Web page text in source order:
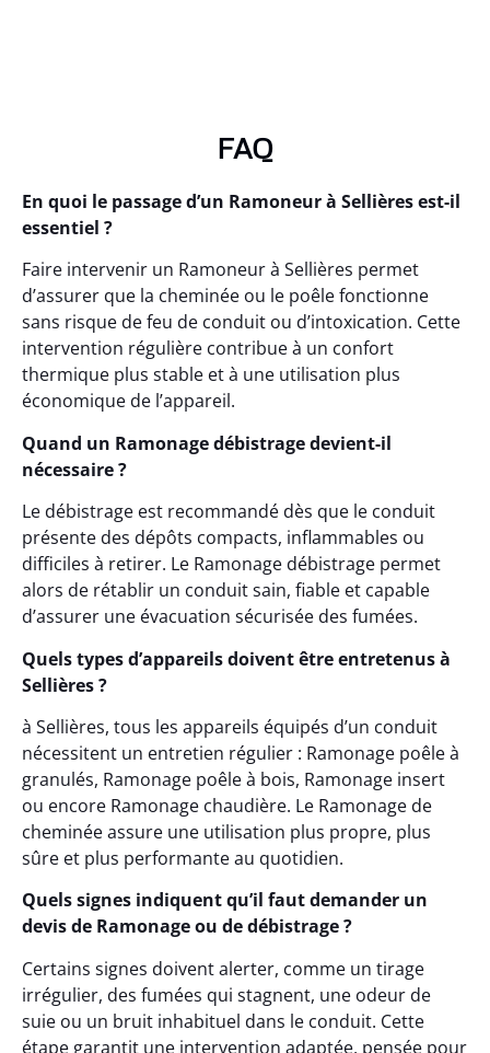
FAQ
En quoi le passage d’un Ramoneur à Sellières est-il
essentiel ?
Faire intervenir un Ramoneur à Sellières permet
d’assurer que la cheminée ou le poêle fonctionne
sans risque de feu de conduit ou d’intoxication. Cette
intervention régulière contribue à un confort
thermique plus stable et à une utilisation plus
économique de l’appareil.
Quand un Ramonage débistrage devient-il
nécessaire ?
Le débistrage est recommandé dès que le conduit
présente des dépôts compacts, inflammables ou
difficiles à retirer. Le Ramonage débistrage permet
alors de rétablir un conduit sain, fiable et capable
d’assurer une évacuation sécurisée des fumées.
Quels types d’appareils doivent être entretenus à
Sellières ?
à Sellières, tous les appareils équipés d’un conduit
nécessitent un entretien régulier : Ramonage poêle à
granulés, Ramonage poêle à bois, Ramonage insert
ou encore Ramonage chaudière. Le Ramonage de
cheminée assure une utilisation plus propre, plus
sûre et plus performante au quotidien.
Quels signes indiquent qu’il faut demander un
devis de Ramonage ou de débistrage ?
Certains signes doivent alerter, comme un tirage
irrégulier, des fumées qui stagnent, une odeur de
suie ou un bruit inhabituel dans le conduit. Cette
étape garantit une intervention adaptée, pensée pour